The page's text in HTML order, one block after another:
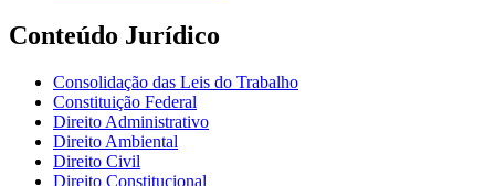
Conteúdo Jurídico
Consolidação das Leis do Trabalho
Constituição Federal
Direito Administrativo
Direito Ambiental
Direito Civil
Direito Constitucional